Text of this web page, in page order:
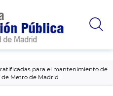
para el mantenimiento de
de Metro de Madrid